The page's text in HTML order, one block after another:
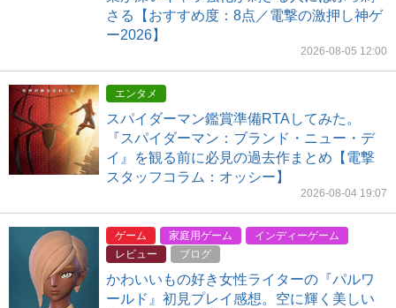
さる【おすすめ度：8点／電撃の激押し神ゲ
ー2026】
2026-08-05 12:00
エンタメ
スパイダーマン鑑賞準備RTAしてみた。
『スパイダーマン：ブランド・ニュー・デ
イ』を観る前に必見の過去作まとめ【電撃
スタッフコラム：オッシー】
2026-08-04 19:07
ゲーム 家庭用ゲーム
インディーゲーム
レビュー
ブログ
かわいいもの好き女性ライターの『パルワ
ールド』初見プレイ感想。空に輝く美しい